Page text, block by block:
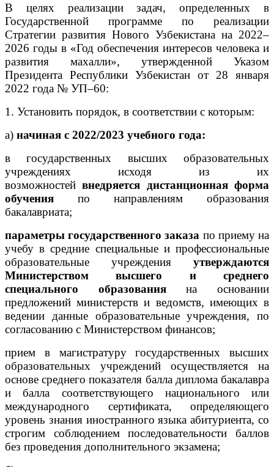
В целях реализации задач, определенных в
Государственной программе по реализации
Стратегии развития Нового Узбекистана на 2022–
2026 годы в «Год обеспечения интересов человека и
развития махалли», утвержденной Указом
Президента Республики Узбекистан от 28 января
2022 года № УП–60:
1. Установить порядок, в соответствии с которым:
а) начиная с 2022/2023 учебного года:
в государственных высших образовательных
учреждениях исходя из их
возможностейвнедряется дистанционная форма
обучения по направлениям образования
бакалавриата;
параметры государственного заказа по приему на
учебу в средние специальные и профессиональные
образовательные учреждения утверждаются
Министерством высшего и среднего
специального образованияна основании
предложений министерств и ведомств, имеющих в
ведении данные образовательные учреждения, по
согласованию с Министерством финансов;
прием в магистратуру государственных высших
образовательных учреждений осуществляется на
основе среднего показателя балла диплома бакалавра
и балла соответствующего национального или
международного сертификата, определяющего
уровень знания иностранного языка абитуриента, со
строгим соблюдением последовательности баллов
без проведения дополнительного экзамена;